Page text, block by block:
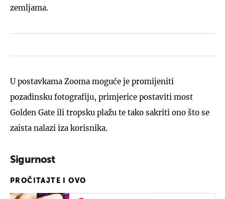
zemljama.
U postavkama Zooma moguće je promijeniti
pozadinsku fotografiju, primjerice postaviti most
Golden Gate ili tropsku plažu te tako sakriti ono što se
zaista nalazi iza korisnika.
Sigurnost
PROČITAJTE I OVO